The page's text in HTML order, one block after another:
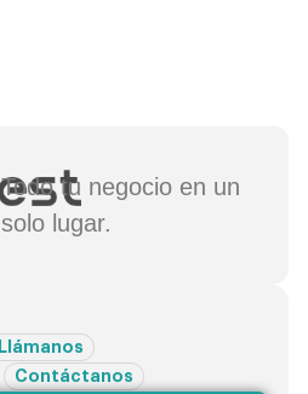
Todo tu negocio en un
solo lugar.
Llámanos
Contáctanos